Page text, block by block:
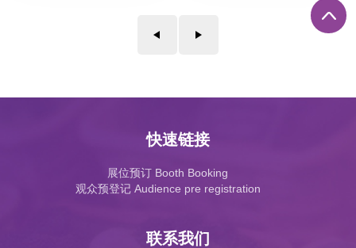
快速链接
展位预订 Booth Booking
观众预登记 Audience pre registration
联系我们